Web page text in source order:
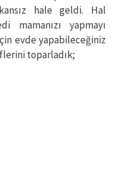
hale geldi. Hal
yapmayı
evde yapabileceğiniz
toparladık;